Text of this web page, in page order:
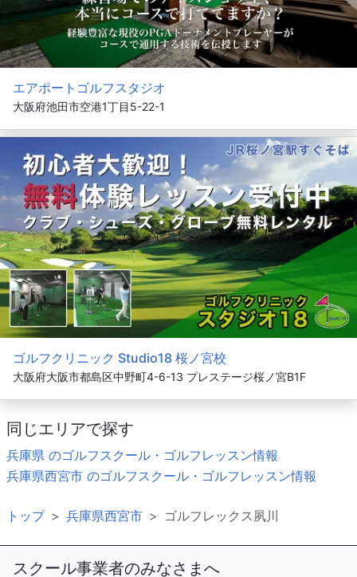
エアポートゴルフスタジオ
大阪府池田市空港1丁目5-22-1
ゴルフクリニック Studio18 桜ノ宮校
大阪府大阪市都島区中野町4-6-13 プレステージ桜ノ宮B1F
同じエリアで探す
兵庫県 のゴルフスクール・ゴルフレッスン情報
兵庫県西宮市 のゴルフスクール・ゴルフレッスン情報
トップ 兵庫県西宮市 ゴルフレックス夙川
スクール事業者のみなさまへ